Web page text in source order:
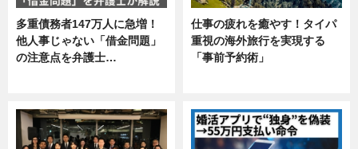
多重債務者147万人に急増！
他人事じゃない「借金問題」
の注意点を弁護士…
仕事の疲れを癒やす！タイパ
重視の海外旅行を実現する
「事前予約術」